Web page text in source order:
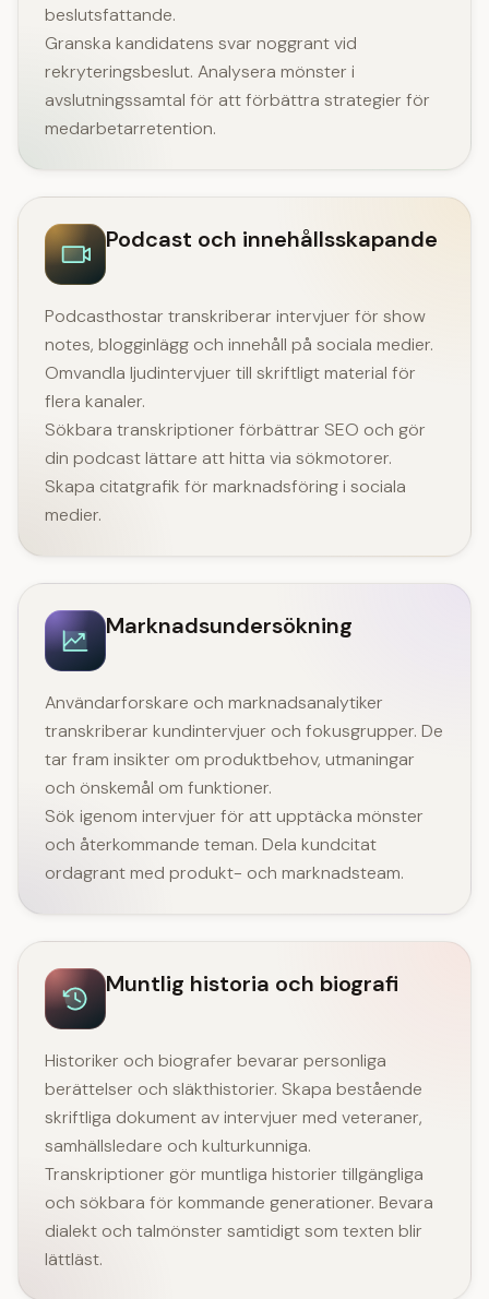
beslutsfattande.
Granska kandidatens svar noggrant vid
rekryteringsbeslut. Analysera mönster i
avslutningssamtal för att förbättra strategier för
medarbetarretention.
Podcast och innehållsskapande
Podcasthostar transkriberar intervjuer för show
notes, blogginlägg och innehåll på sociala medier.
Omvandla ljudintervjuer till skriftligt material för
flera kanaler.
Sökbara transkriptioner förbättrar SEO och gör
din podcast lättare att hitta via sökmotorer.
Skapa citatgrafik för marknadsföring i sociala
medier.
Marknadsundersökning
Användarforskare och marknadsanalytiker
transkriberar kundintervjuer och fokusgrupper. De
tar fram insikter om produktbehov, utmaningar
och önskemål om funktioner.
Sök igenom intervjuer för att upptäcka mönster
och återkommande teman. Dela kundcitat
ordagrant med produkt- och marknadsteam.
Muntlig historia och biografi
Historiker och biografer bevarar personliga
berättelser och släkthistorier. Skapa bestående
skriftliga dokument av intervjuer med veteraner,
samhällsledare och kulturkunniga.
Transkriptioner gör muntliga historier tillgängliga
och sökbara för kommande generationer. Bevara
dialekt och talmönster samtidigt som texten blir
lättläst.